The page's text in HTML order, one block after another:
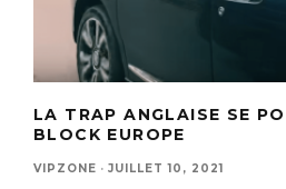
LA TRAP ANGLAISE SE
BLOCK EUROPE
VIPZONE · JUILLET 10, 2021